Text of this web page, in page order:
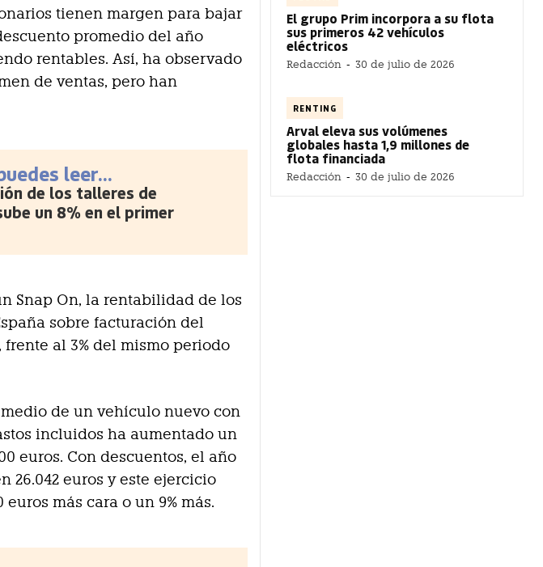
tienen margen para bajar
promedio del año
rentables. Así, ha observado
de ventas, pero han
leer...
de los talleres de
un 8% en el primer
Snap On, la rentabilidad de los
sobre facturación del
frente al 3% del mismo periodo
de un vehículo nuevo con
incluidos ha aumentado un
euros. Con descuentos, el año
26.042 euros y este ejercicio
más cara o un 9% más.
El grupo Prim incorpora a su flota
sus primeros 42 vehículos
eléctricos
Redacción - 30 de julio de 2026
RENTING
Arval eleva sus volúmenes
globales hasta 1,9 millones de
flota financiada
Redacción - 30 de julio de 2026